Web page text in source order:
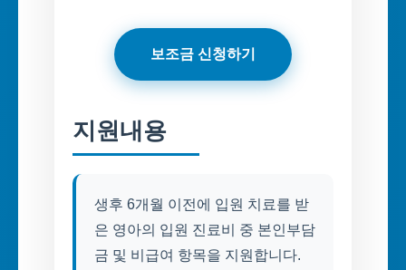
보조금 신청하기
지원내용
생후 6개월 이전에 입원 치료를 받
은 영아의 입원 진료비 중 본인부담
금 및 비급여 항목을 지원합니다.